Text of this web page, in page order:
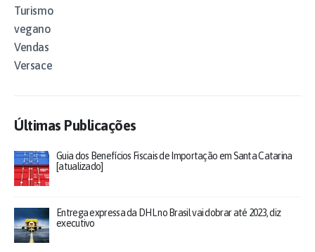
Turismo
vegano
Vendas
Versace
Últimas Publicações
Guia dos Benefícios Fiscais de Importação em Santa Catarina
[atualizado]
Entrega expressa da DHL no Brasil vai dobrar até 2023, diz
executivo